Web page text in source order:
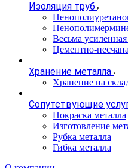
Изоляция труб
Весьма
Цементно-
Хранение металла
Хранение на
Сопутствующие
Покраска металла
Изготовление
Рубка металла
Гибка металла